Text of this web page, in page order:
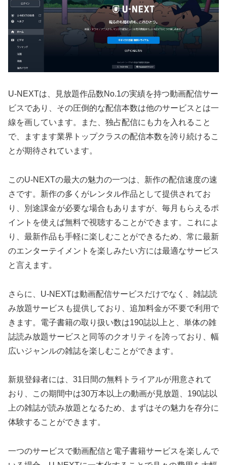
U-NEXTは、見放題作品数No.1の実績を持つ動画配信サー
ビスであり、その圧倒的な配信本数は他のサービスとは一
線を画しています。また、独占配信にも力を入れること
で、ますます業界トップクラスの配信本数を誇り続けるこ
とが期待されています。
このU-NEXTの最大の魅力の一つは、新作の配信速度の速
さです。新作の多くがレンタル作品として提供されてお
り、別途課金が必要な場合もありますが、毎月もらえるポ
イントを使えば無料で視聴することができます。これによ
り、最新作品も手軽に楽しむことができるため、常に最新
のエンターテイメントを楽しみたい方には最適なサービス
と言えます。
さらに、U-NEXTは動画配信サービスだけでなく、雑誌読
み放題サービスも提供しており、追加料金が不要で利用で
きます。電子書籍の取り扱い数は190誌以上と、単体の雑
誌読み放題サービスと同等のクオリティを誇っており、幅
広いジャンルの雑誌を楽しむことができます。
新規登録者には、31日間の無料トライアルが用意されて
おり、この期間中は30万本以上の動画が見放題、190誌以
上の雑誌が読み放題となるため、まずはその魅力を存分に
体験することができます。
一つのサービスで動画配信と電子書籍サービスを楽しんで